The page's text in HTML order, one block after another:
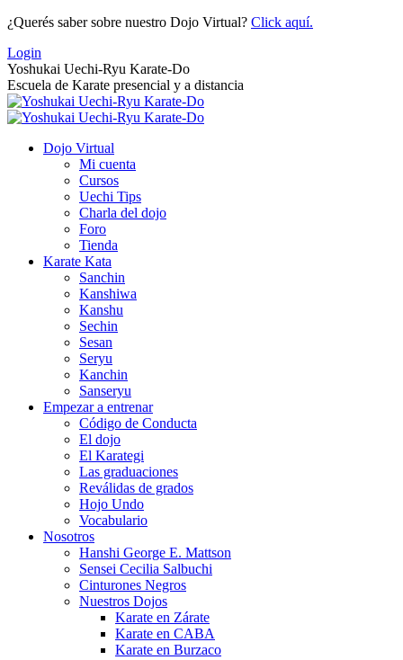
Saltar
contenido
¿Querés saber sobre nuestro Dojo Virtual? Click aquí.
Login
Yoshukai Uechi-Ryu Karate-Do
Escuela de Karate presencial y a distancia
Dojo Virtual
Mi cuenta
Cursos
Uechi Tips
Charla del dojo
Foro
Tienda
Karate Kata
Sanchin
Kanshiwa
Kanshu
Sechin
Sesan
Seryu
Kanchin
Sanseryu
Empezar a entrenar
Código de Conducta
El dojo
El Karategi
Las graduaciones
Reválidas de grados
Hojo Undo
Vocabulario
Nosotros
Hanshi George E. Mattson
Sensei Cecilia Salbuchi
Cinturones Negros
Nuestros Dojos
Karate en Zárate
Karate en CABA
Karate en Burzaco